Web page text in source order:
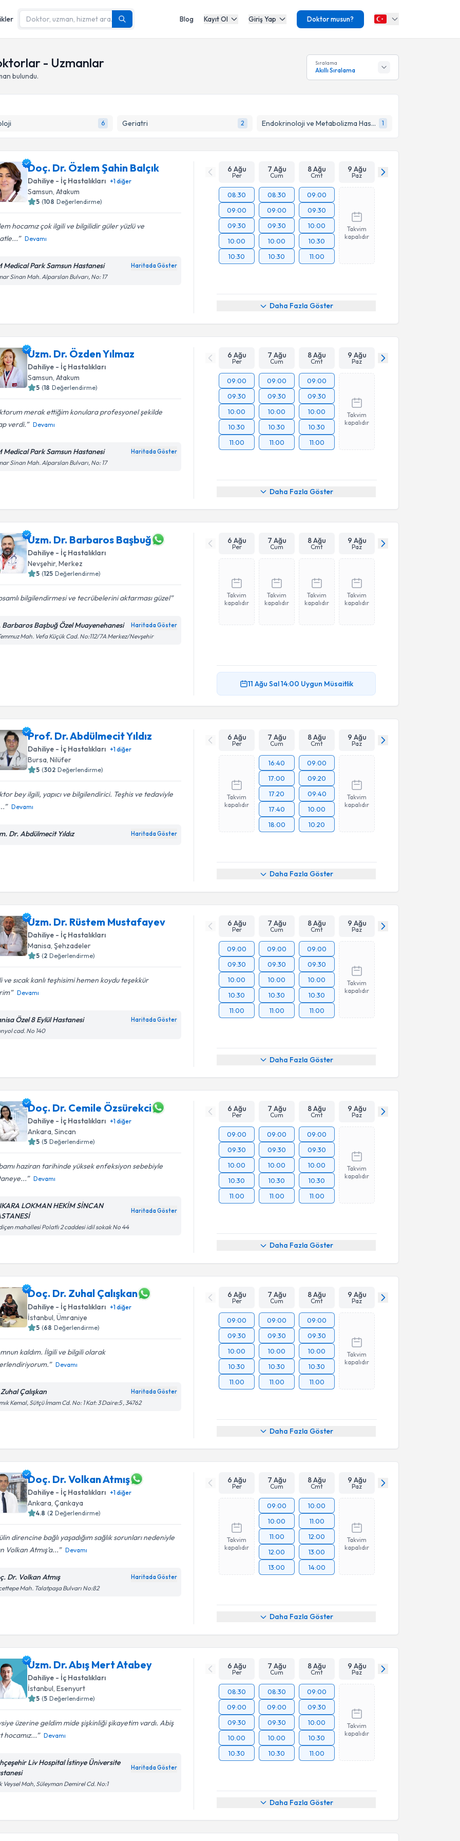
Blog Kayıt Ol Giriş Yap Doktor musun?
- Uzmanlar
bulundu.
Sıralama
Akıllı Sıralama
6 Geriatri 2 Endokrinoloji ve Metabolizma Hastalıkları 1
Doç. Dr. Özlem Şahin Balçık
Dahiliye - İç Hastalıkları +1diğer
Samsun,Atakum
5 (108 Değerlendirme)
hocamız çok ilgili ve bilgilidir güler yüzlü ve
Devamı
Medical Park Samsun Hastanesi Haritada Göster
Sinan Mah. Alparslan Bulvarı, No: 17
6 Ağu
Per
7 Ağu
Cum
8 Ağu
Cmt
9 Ağu
Paz
08:30
09:00
09:30
10:00
10:30
08:30
09:00
09:30
10:00
10:30
09:00
09:30
10:00
10:30
11:00
Takvim
kapalıdır
Daha Fazla Göster
Uzm. Dr. Özden Yılmaz
Dahiliye - İç Hastalıkları
Samsun ,Atakum
5 (18 Değerlendirme)
merak ettiğim konulara profesyonel şekilde
verdi.
Devamı
Medical Park Samsun Hastanesi Haritada Göster
Sinan Mah. Alparslan Bulvarı, No: 17
6 Ağu
Per
7 Ağu
Cum
8 Ağu
Cmt
9 Ağu
Paz
09:00
09:30
10:00
10:30
11:00
09:00
09:30
10:00
10:30
11:00
09:00
09:30
10:00
10:30
11:00
Takvim
kapalıdır
Daha Fazla Göster
Uzm. Dr. Barbaros Başbuğ
Dahiliye - İç Hastalıkları
Nevşehir,Merkez
5 (125 Değerlendirme)
bilgilendirmesi ve tecrübelerini aktarması güzel
Barbaros Başbuğ Özel Muayenehanesi Haritada Göster
Mah. Vefa Küçük Cad. No:112/7A Merkez/Nevşehir
6 Ağu
Per
7 Ağu
Cum
8 Ağu
Cmt
9 Ağu
Paz
Takvim
kapalıdır
Takvim
kapalıdır
Takvim
kapalıdır
Takvim
kapalıdır
11 Ağu Sal14:00 Uygun Müsaitlik
Prof. Dr. Abdülmecit Yıldız
Dahiliye - İç Hastalıkları +1diğer
Bursa,Nilüfer
5 (302 Değerlendirme)
bey ilgili, yapıcı ve bilgilendirici. Teşhis ve tedaviyle
Devamı
Dr. Abdülmecit Yıldız Haritada Göster
6 Ağu
Per
7 Ağu
Cum
8 Ağu
Cmt
9 Ağu
Paz
Takvim
kapalıdır
16:40
17:00
17:20
17:40
18:00
09:00
09:20
09:40
10:00
10:20
Takvim
kapalıdır
Daha Fazla Göster
Uzm. Dr. Rüstem Mustafayev
Dahiliye - İç Hastalıkları
Manisa ,Şehzadeler
5 (2 Değerlendirme)
ve sıcak kanlı teşhisimi hemen koydu teşekkür
Devamı
Özel 8 Eylül Hastanesi Haritada Göster
cad. No 140
6 Ağu
Per
7 Ağu
Cum
8 Ağu
Cmt
9 Ağu
Paz
09:00
09:30
10:00
10:30
11:00
09:00
09:30
10:00
10:30
11:00
09:00
09:30
10:00
10:30
11:00
Takvim
kapalıdır
Daha Fazla Göster
Doç. Dr. Cemile Özsürekci
Dahiliye - İç Hastalıkları +1diğer
Ankara,Sincan
5 (5 Değerlendirme)
haziran tarihinde yüksek enfeksiyon sebebiyle
Devamı
LOKMAN HEKİM SİNCAN
Haritada Göster
mahallesi Polatlı 2 caddesi idil sokak No 44
6 Ağu
Per
7 Ağu
Cum
8 Ağu
Cmt
9 Ağu
Paz
09:00
09:30
10:00
10:30
11:00
09:00
09:30
10:00
10:30
11:00
09:00
09:30
10:00
10:30
11:00
Takvim
kapalıdır
Daha Fazla Göster
Doç. Dr. Zuhal Çalışkan
Dahiliye - İç Hastalıkları +1diğer
İstanbul ,Ümraniye
5 (68 Değerlendirme)
kaldım. İlgili ve bilgili olarak
Devamı
Çalışkan Haritada Göster
Kemal, Sütçü İmam Cd. No: 1 Kat: 3 Daire:5 , 34762
6 Ağu
Per
7 Ağu
Cum
8 Ağu
Cmt
9 Ağu
Paz
09:00
09:30
10:00
10:30
11:00
09:00
09:30
10:00
10:30
11:00
09:00
09:30
10:00
10:30
11:00
Takvim
kapalıdır
Daha Fazla Göster
Doç. Dr. Volkan Atmış
Dahiliye - İç Hastalıkları +1diğer
Ankara,Çankaya
4.8 (2 Değerlendirme)
direncine bağlı yaşadığım sağlık sorunları nedeniyle
Volkan Atmış’a...
Devamı
Dr. Volkan Atmış Haritada Göster
Mah. Talatpaşa Bulvarı No:82
6 Ağu
Per
7 Ağu
Cum
8 Ağu
Cmt
9 Ağu
Paz
Takvim
kapalıdır
09:00
10:00
11:00
12:00
13:00
10:00
11:00
12:00
13:00
14:00
Takvim
kapalıdır
Daha Fazla Göster
Uzm. Dr. Abış Mert Atabey
Dahiliye - İç Hastalıkları
İstanbul ,Esenyurt
5 (5 Değerlendirme)
üzerine geldim mide şişkinliği şikayetim vardı. Abiş
hocamız...
Devamı
Liv Hospital İstinye Üniversite
Haritada Göster
Veysel Mah, Süleyman Demirel Cd. No:1
6 Ağu
Per
7 Ağu
Cum
8 Ağu
Cmt
9 Ağu
Paz
08:30
09:00
09:30
10:00
10:30
08:30
09:00
09:30
10:00
10:30
09:00
09:30
10:00
10:30
11:00
Takvim
kapalıdır
Daha Fazla Göster